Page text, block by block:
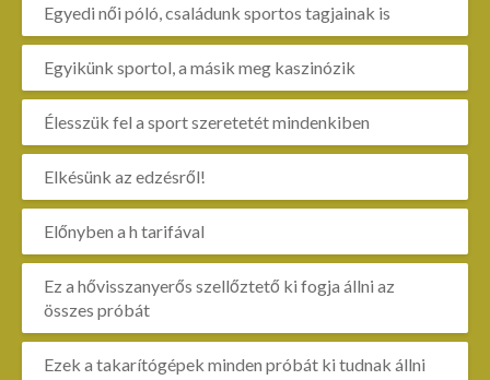
Egyedi női póló, családunk sportos tagjainak is
Egyikünk sportol, a másik meg kaszinózik
Élesszük fel a sport szeretetét mindenkiben
Elkésünk az edzésről!
Előnyben a h tarifával
Ez a hővisszanyerős szellőztető ki fogja állni az
összes próbát
Ezek a takarítógépek minden próbát ki tudnak állni